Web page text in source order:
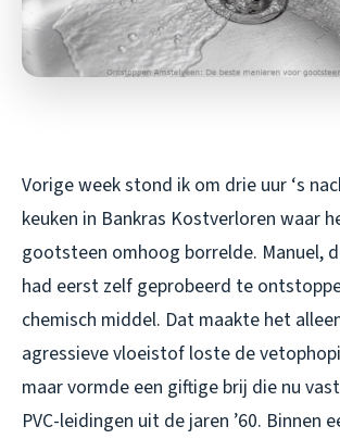
Vorige week stond ik om drie uur ‘s
keuken in Bankras Kostverloren waar
gootsteen omhoog borrelde. Manuel,
had eerst zelf geprobeerd te
chemisch middel. Dat maakte het
agressieve vloeistof loste de
maar vormde een giftige brij die nu
PVC-leidingen uit de jaren ’60. Binnen